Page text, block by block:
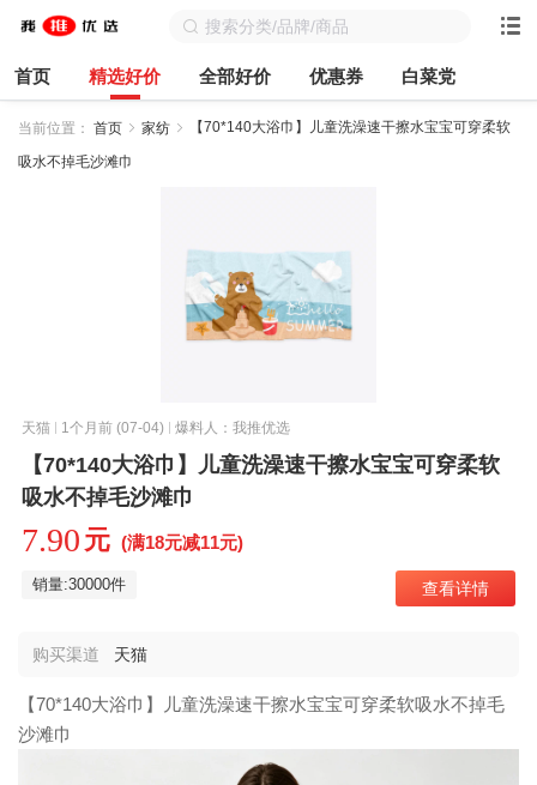
首页 精选好价 全部好价 优惠券 白菜党
当前位置： 首页 家纺 【70*140大浴巾】儿童洗澡速干擦水宝宝可穿柔软
吸水不掉毛沙滩巾
天猫 1个月前 (07-04) 爆料人：我推优选
【70*140大浴巾】儿童洗澡速干擦水宝宝可穿柔软
吸水不掉毛沙滩巾
7.90 元 (满18元减11元)
销量:30000件 查看详情
购买渠道 天猫
【70*140大浴巾】儿童洗澡速干擦水宝宝可穿柔软吸水不掉毛
沙滩巾